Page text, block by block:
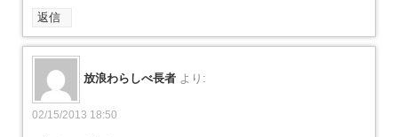
返信
放浪わらしべ長者 より:
02/15/2013 18:50